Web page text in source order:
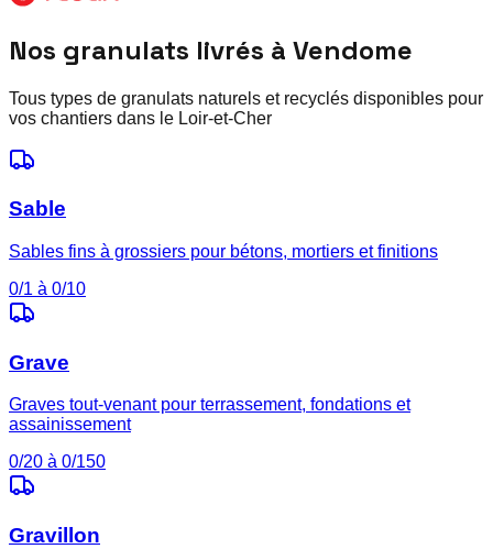
Nos granulats livrés à Vendome
Tous types de granulats naturels et recyclés disponibles pour
vos chantiers dans le Loir-et-Cher
Sable
Sables fins à grossiers pour bétons, mortiers et finitions
0/1 à 0/10
Grave
Graves tout-venant pour terrassement, fondations et
assainissement
0/20 à 0/150
Gravillon